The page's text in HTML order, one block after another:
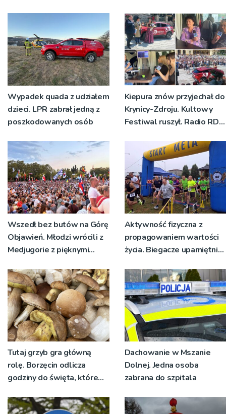
Wypadek quada z udziałem
dzieci. LPR zabrał jedną z
poszkodowanych osób
Kiepura znów przyjechał do
Krynicy-Zdroju. Kultowy
Festiwal ruszył. Radio RDN
żywo [ZDJĘCIA]
Wszedł bez butów na Górę
Objawień. Młodzi wrócili z
Medjugorie z pięknymi
Aktywność fizyczna z
propagowaniem wartości
życia. Biegacze upamiętnili
Tutaj grzyb gra główną
rolę. Borzęcin odlicza
godziny do święta, które
pokoleń
Dachowanie w Mszanie
Dolnej. Jedna osoba
zabrana do szpitala